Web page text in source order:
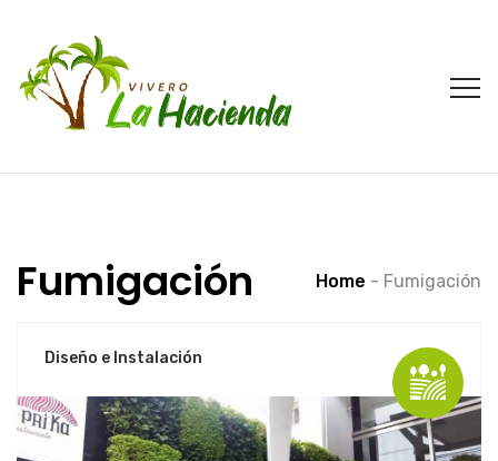
Fumigación Home - Fumigación
Diseño e Instalación